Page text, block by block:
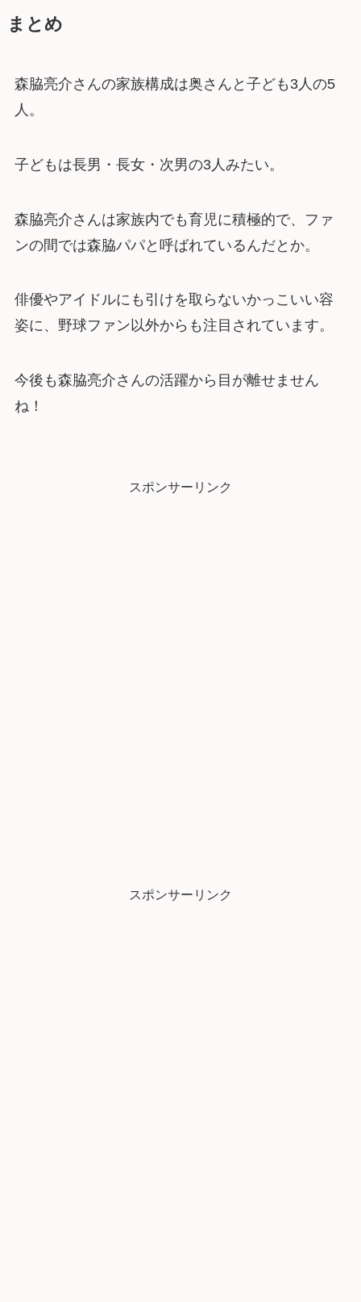
まとめ
森脇亮介さんの家族構成は奥さんと子ども3人の5
人。
子どもは長男・長女・次男の3人みたい。
森脇亮介さんは家族内でも育児に積極的で、ファ
ンの間では森脇パパと呼ばれているんだとか。
俳優やアイドルにも引けを取らないかっこいい容
姿に、野球ファン以外からも注目されています。
今後も森脇亮介さんの活躍から目が離せません
ね！
スポンサーリンク
スポンサーリンク